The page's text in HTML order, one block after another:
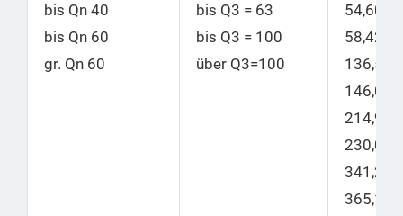
bis Qn 40
bis Qn 60
gr. Qn 60
bis Q3 = 63
bis Q3 = 100
über Q3=100
54,60
58,42
136,50
146,06
214,99
230,04
341,25
365,14